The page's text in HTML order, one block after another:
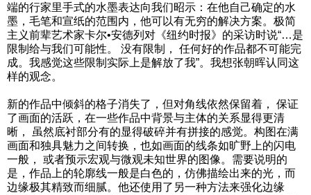
端的行家里手式的水墨表达向我们昭示：在他自己确定的水
墨，毛笔和宣纸的范围内，他可以有无穷的解决方案。极简
主义前辈艺术家卡尔•安德列对《纽约时报》的采访时说“…是
限制给与我们可能性。 没有限制， 任何好的作品都不可能完
成。我感觉这些限制实际上是解放了我”。我想张朝晖认同这
样的观念。
新的作品中倾斜的格子消失了，但对角线依然保留着， 保证
了画面的活跃，在一些作品中背景与主体的关系显得更清
晰， 虽然底衬部分有的显得破碎并有拼接的感觉。构图在满
画面和独具魅力之间转换，也如画面的线条如旷野上的闪电
一般， 或者预示宏观与微观未知世界的图像。需要说明的
是，作品上的轮廓线一般是白色的，仿佛描绘出来的光，而
边缘极其精致而细腻。他还使用了另一种方法来强化边缘